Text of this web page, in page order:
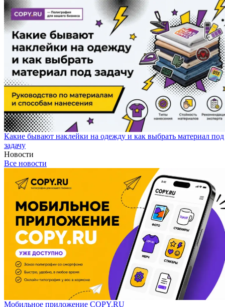
Какие бывают наклейки на одежду и как выбрать материал под
задачу
Новости
Все новости
Мобильное приложение COPY.RU